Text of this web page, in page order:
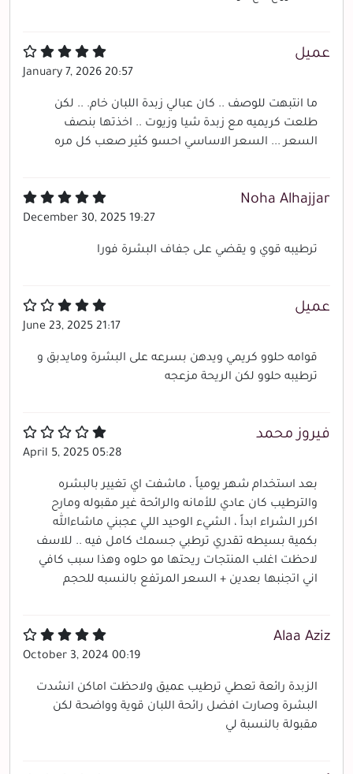
عميل
January 7, 2026 20:57
ما انتبهت للوصف .. كان عبالي زبدة اللبان خام. .. لكن
طلعت كريميه مع زبدة شيا وزيوت .. اخذتها بنصف
السعر ... السعر الاساسي احسو كثير صعب كل مره
Noha Alhajjar
December 30, 2025 19:27
ترطيبه قوي و يقضي على جفاف البشرة فورا
عميل
June 23, 2025 21:17
قوامه حلوو كريمي ويدهن بسرعه على البشرة ومايدبق و
ترطيبه حلوو لكن الريحة مزعجه
فيروز محمد
April 5, 2025 05:28
بعد استخدام شهر يومياً ، ماشفت اي تغيير بالبشره
والترطيب كان عادي للأمانه والرائحة غير مقبوله ومارح
اكرر الشراء ابداً ، الشيء الوحيد اللي عجبني ماشاءالله
بكمية بسيطه تقدري ترطبي جسمك كامل فيه .. للاسف
لاحظت اغلب المنتجات ريحتها مو حلوه وهذا سبب كافي
اني اتجنبها بعدين + السعر المرتفع بالنسبه للحجم
Alaa Aziz
October 3, 2024 00:19
الزبدة رائعة تعطي ترطيب عميق ولاحظت اماكن انشدت
البشرة وصارت افضل رائحة اللبان قوية وواضحة لكن
مقبولة بالنسبة لي